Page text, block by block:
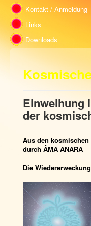
Kontakt / Anmeldung
Links
Downloads
Einweihung
der
Aus den
durch ÂMA ANARA
Die